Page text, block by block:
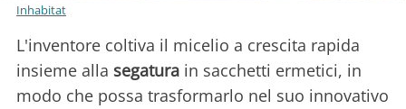
Inhabitat
L'inventore coltiva il micelio a crescita rapida
insieme alla segatura in sacchetti ermetici, in
modo che possa trasformarlo nel suo innovativo